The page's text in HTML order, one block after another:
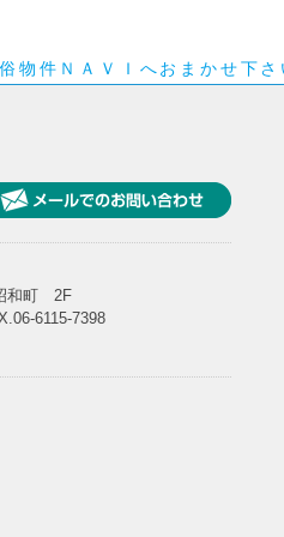
物件ＮＡＶＩへおまかせ下
和町 2F
6115-7398